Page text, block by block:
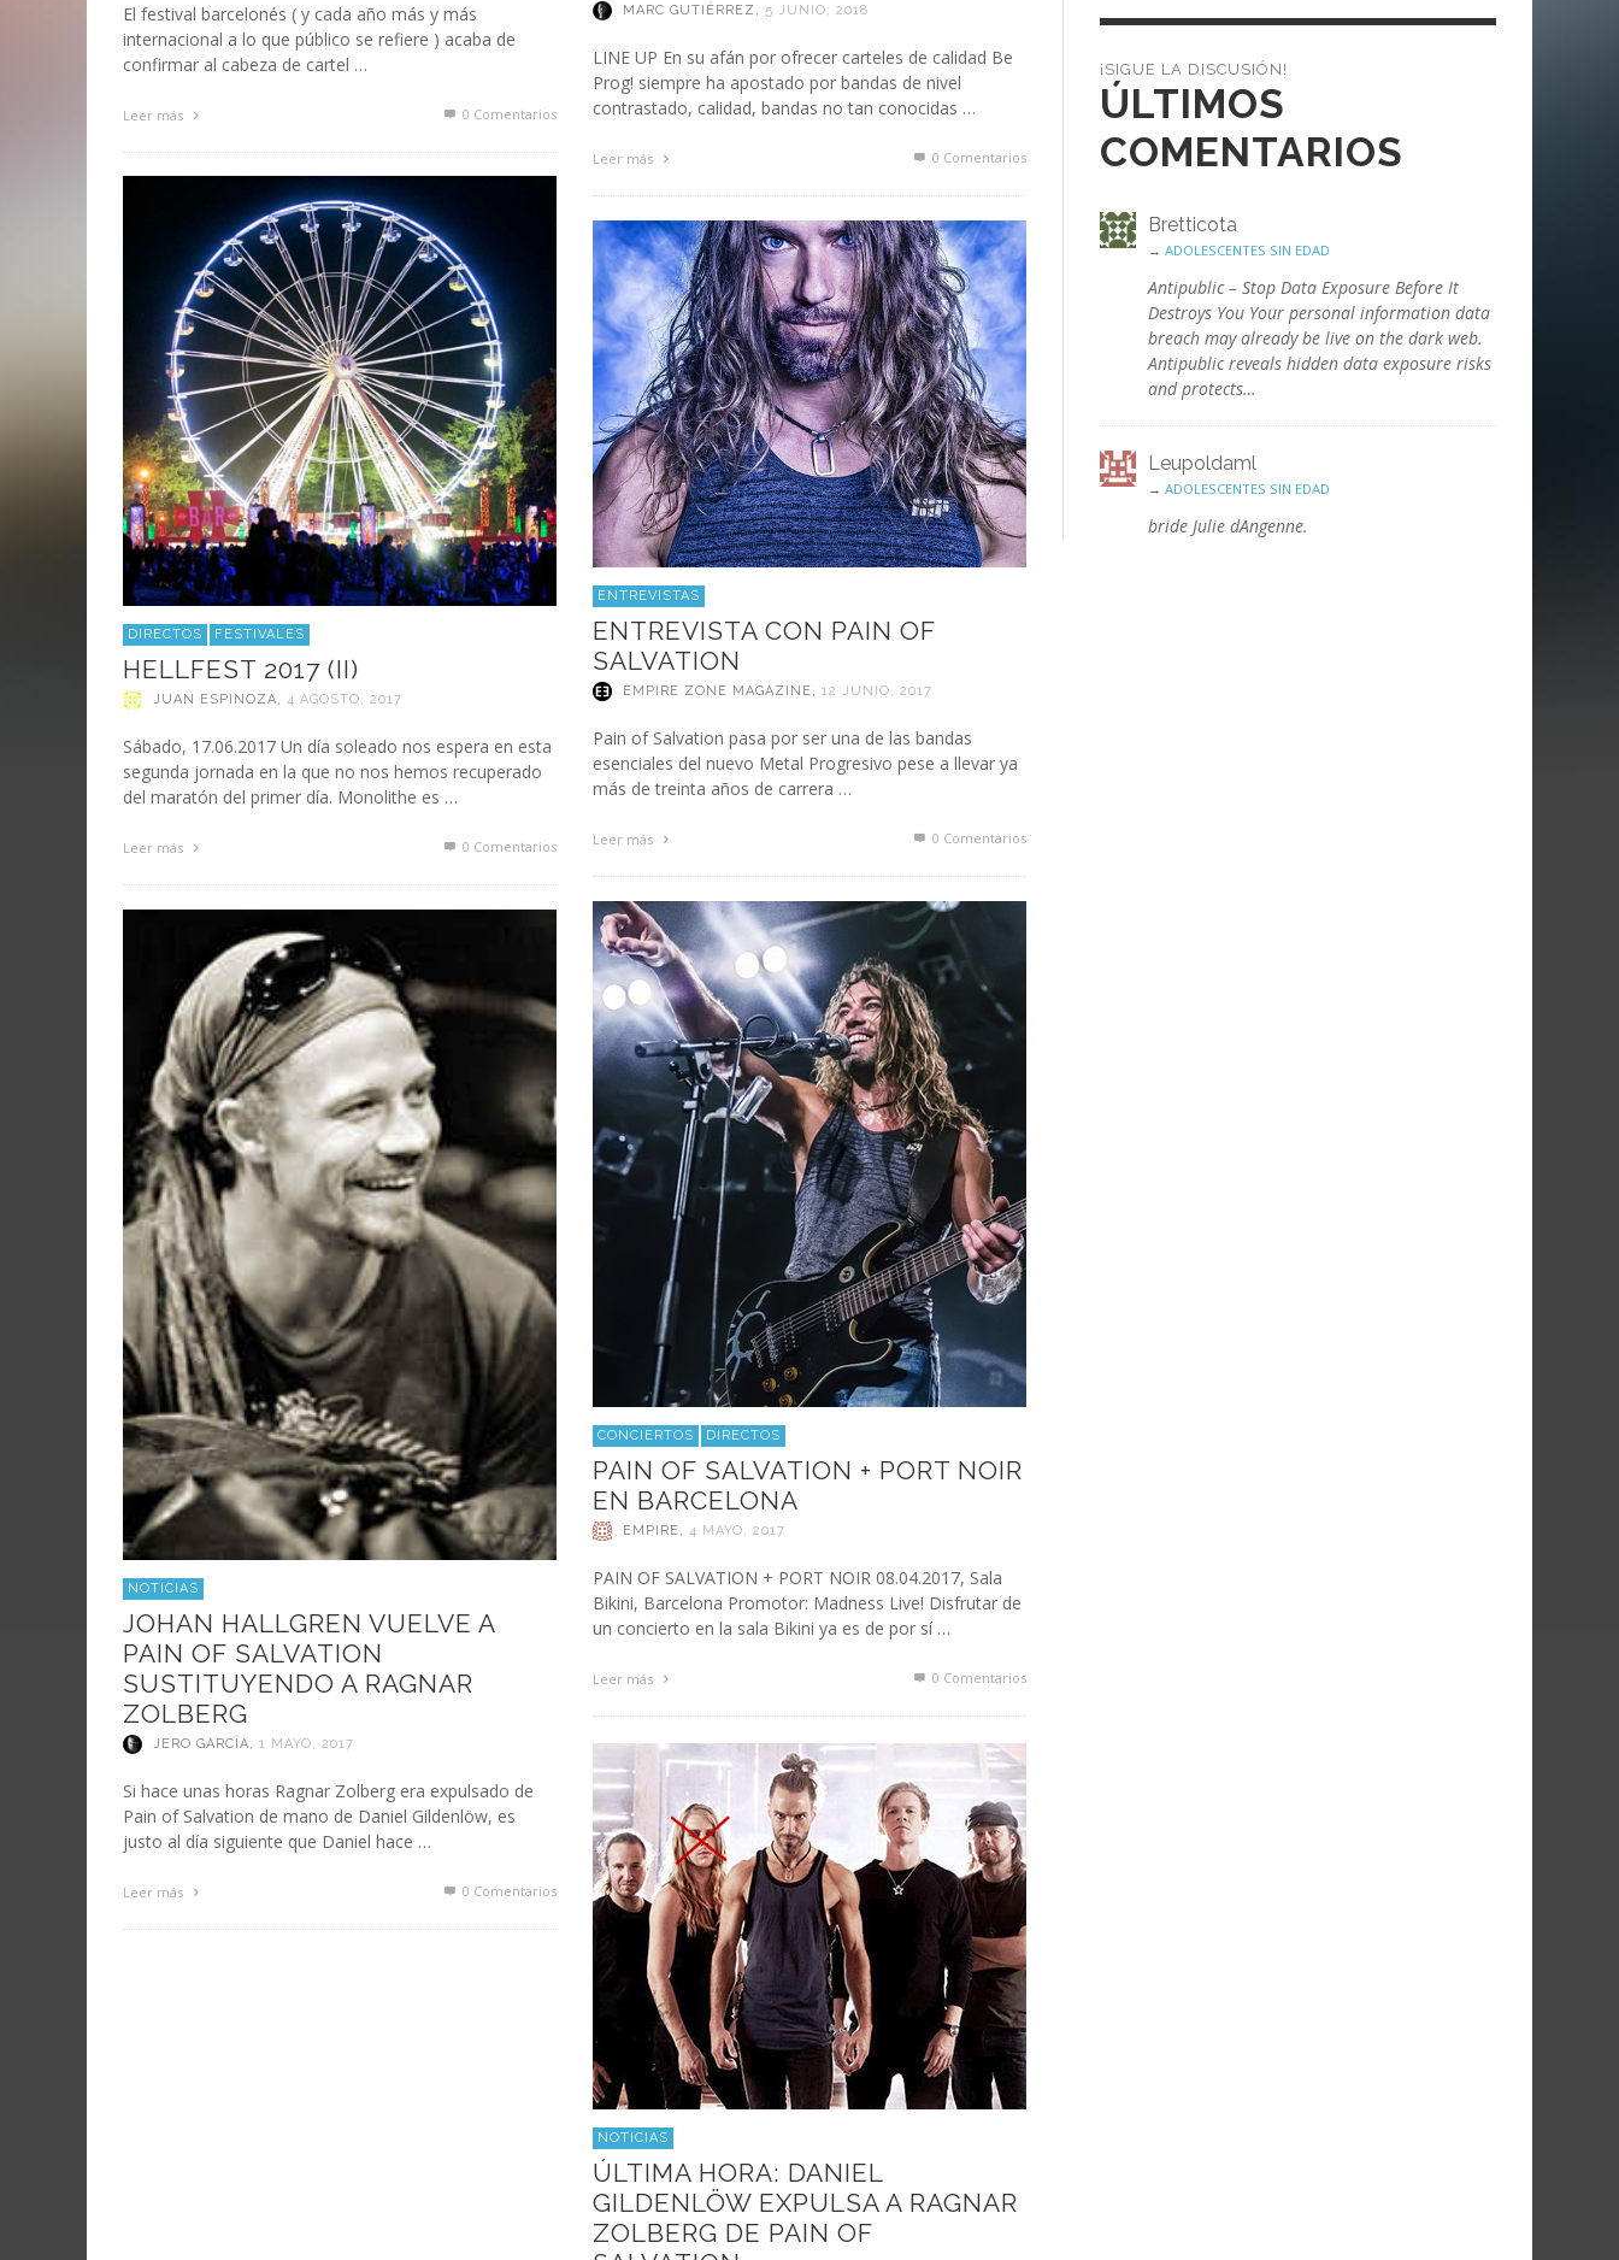
MARC GUTIÉRREZ , 5 JUNIO, 2018
LINE UP En su afán por ofrecer carteles de calidad Be
Prog! siempre ha apostado por bandas de nivel
contrastado, calidad, bandas no tan conocidas …
Leer más 0 Comentarios
El festival barcelonés ( y cada año más y más
internacional a lo que público se refiere ) acaba de
confirmar al cabeza de cartel …
Leer más 0 Comentarios
DIRECTOS FESTIVALES
HELLFEST 2017 (II)
JUAN ESPINOZA, 4 AGOSTO, 2017
Sábado, 17.06.2017 Un día soleado nos espera en esta
segunda jornada en la que no nos hemos recuperado
del maratón del primer día. Monolithe es …
Leer más 0 Comentarios
ENTREVISTAS
ENTREVISTA CON PAIN OF
SALVATION
EMPIRE ZONE MAGAZINE, 12 JUNIO, 2017
Pain of Salvation pasa por ser una de las bandas
esenciales del nuevo Metal Progresivo pese a llevar ya
más de treinta años de carrera …
Leer más 0 Comentarios
CONCIERTOS DIRECTOS
PAIN OF SALVATION + PORT NOIR
EN BARCELONA
EMPIRE, 4 MAYO, 2017
PAIN OF SALVATION + PORT NOIR 08.04.2017, Sala
Bikini, Barcelona Promotor: Madness Live! Disfrutar de
un concierto en la sala Bikini ya es de por sí …
Leer más 0 Comentarios
NOTICIAS
JOHAN HALLGREN VUELVE A
PAIN OF SALVATION
SUSTITUYENDO A RAGNAR
ZOLBERG
JERO GARCÍA, 1 MAYO, 2017
Si hace unas horas Ragnar Zolberg era expulsado de
Pain of Salvation de mano de Daniel Gildenlöw, es
justo al día siguiente que Daniel hace …
Leer más 0 Comentarios
NOTICIAS
ÚLTIMA HORA: DANIEL
GILDENLÖW EXPULSA A RAGNAR
ZOLBERG DE PAIN OF
¡SIGUE LA DISCUSIÓN!
ÚLTIMOS
COMENTARIOS
Bretticota
→ ADOLESCENTES SIN EDAD
Antipublic – Stop Data Exposure Before It
Destroys You Your personal information data
breach may already be live on the dark web.
Antipublic reveals hidden data exposure risks
and protects…
Leupoldaml
→ ADOLESCENTES SIN EDAD
bride Julie dAngenne.